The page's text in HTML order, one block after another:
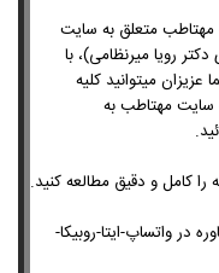
متعلق به سایت
رویا میرنظامی)، با
میتوانید کلیه
سایت مهتاطب به
کامل و دقیق مطالعه کنید.
در واتساپ-ایتا-روبیکا-